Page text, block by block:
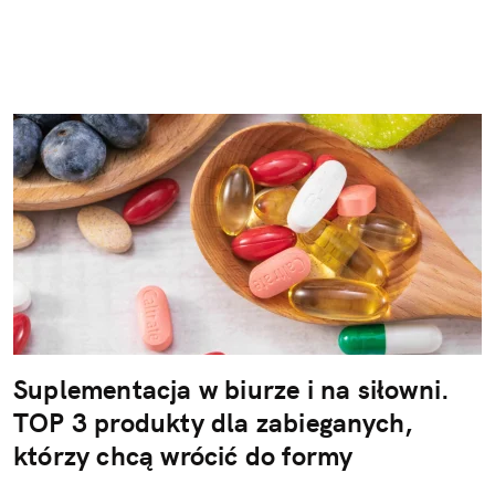
Suplementacja w biurze i na siłowni.
TOP 3 produkty dla zabieganych,
którzy chcą wrócić do formy